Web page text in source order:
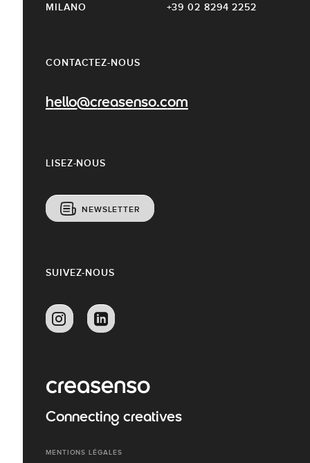
CONTACTEZ-NOUS
hello@creasenso.com
LISEZ-NOUS
NEWSLETTER
MILANO
+39 02 8294 2252
SUIVEZ-NOUS
Connecting creatives
MENTIONS LÉGALES